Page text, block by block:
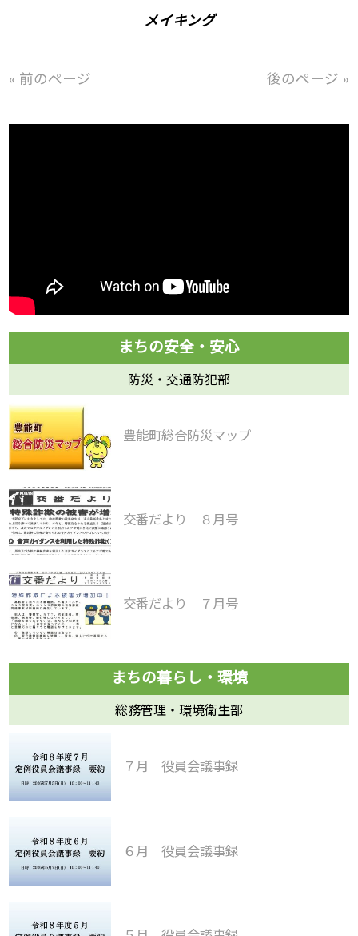
メイキング
« 前のページ 後のページ »
防災・交通防犯部
豊能町総合防災マップ
交番だより ８月号
交番だより ７月号
総務管理・環境衛生部
７月 役員会議事録
６月 役員会議事録